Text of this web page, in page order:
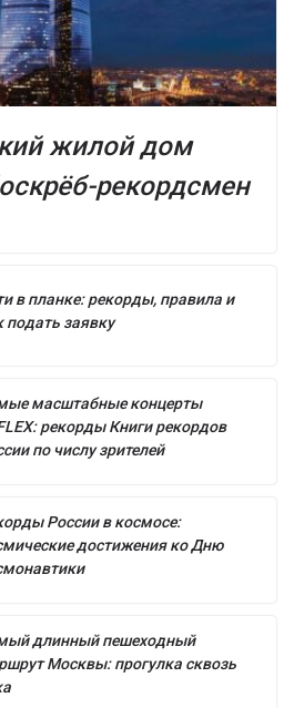
жилой дом
рекордсмен
в планке: рекорды, правила и
подать заявку
масштабные концерты
рекорды Книги рекордов
по числу зрителей
России в космосе:
достижения ко Дню
длинный пешеходный
Москвы: прогулка сквозь